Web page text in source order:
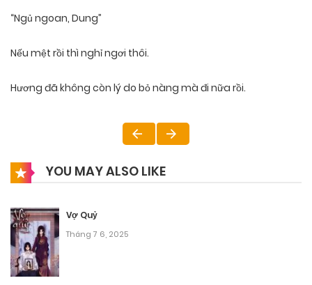
“Ngủ ngoan, Dung”
Nếu mệt rồi thì nghỉ ngơi thôi.
Hương đã không còn lý do bỏ nàng mà đi nữa rồi.
YOU MAY ALSO LIKE
Vợ Quỷ
Tháng 7 6, 2025